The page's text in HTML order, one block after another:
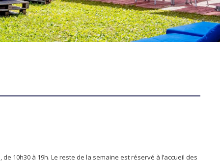
10h30 à 19h. Le reste de la semaine est réservé à l’accueil des